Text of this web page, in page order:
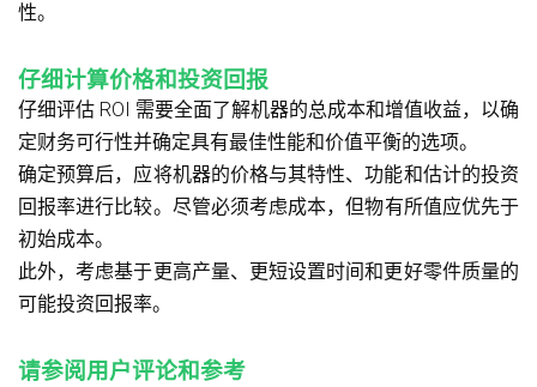
性。
仔细计算价格和投资回报
仔细评估 ROI 需要全面了解机器的总成本和增值收益，以确
定财务可行性并确定具有最佳性能和价值平衡的选项。
确定预算后，应将机器的价格与其特性、功能和估计的投资
回报率进行比较。尽管必须考虑成本，但物有所值应优先于
初始成本。
此外，考虑基于更高产量、更短设置时间和更好零件质量的
可能投资回报率。
请参阅用户评论和参考